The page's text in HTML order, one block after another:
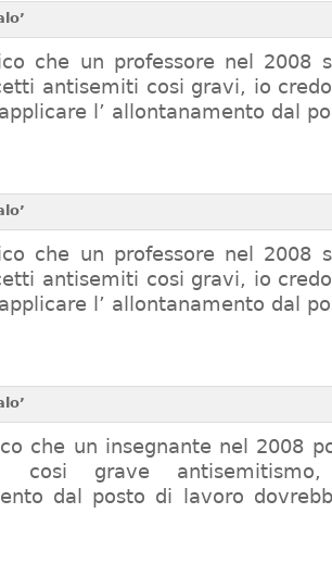
che un professore nel 2008
antisemiti cosi gravi, io
l’ allontanamento dal
che un professore nel 2008
antisemiti cosi gravi, io
l’ allontanamento dal
che un insegnante nel 2008
cosi grave
dal posto di lavoro